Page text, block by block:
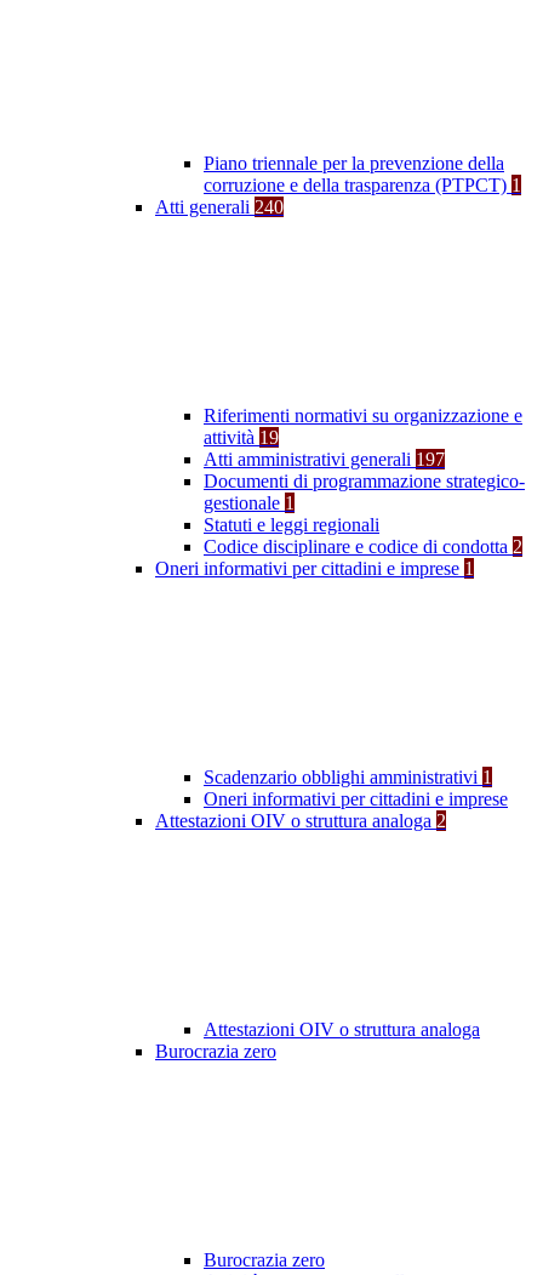
Piano triennale per la prevenzione della
corruzione e della trasparenza (PTPCT) 1
Atti generali 240
Riferimenti normativi su organizzazione e
attività 19
Atti amministrativi generali 197
Documenti di programmazione strategico-
gestionale 1
Statuti e leggi regionali
Codice disciplinare e codice di condotta 2
Oneri informativi per cittadini e imprese 1
Scadenzario obblighi amministrativi 1
Oneri informativi per cittadini e imprese
Attestazioni OIV o struttura analoga 2
Attestazioni OIV o struttura analoga
Burocrazia zero
Burocrazia zero